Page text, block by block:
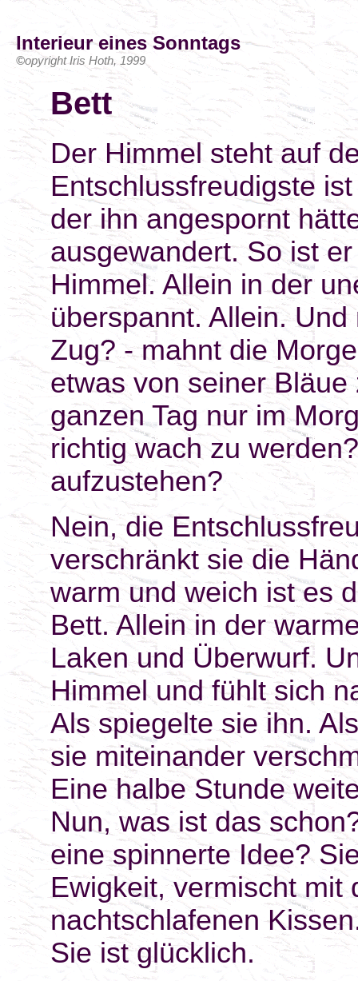
Interieur eines Sonntags
©opyright Iris Hoth, 1999
Bett
Der Himmel steht auf
Entschlussfreudigste
der ihn angespornt
ausgewandert. So ist
Himmel. Allein in der
überspannt. Allein.
Zug? - mahnt die
etwas von seiner
ganzen Tag nur im
richtig wach zu
aufzustehen?
Nein, die
verschränkt sie die
warm und weich ist es
Bett. Allein in der
Laken und Überwurf.
Himmel und fühlt sich
Als spiegelte sie ihn.
sie miteinander
Eine halbe Stunde
Nun, was ist das
eine spinnerte Idee?
Ewigkeit, vermischt mit
nachtschlafenen
Sie ist glücklich.